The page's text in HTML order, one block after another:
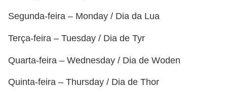
Segunda-feira – Monday / Dia da Lua
Terça-feira – Tuesday / Dia de Tyr
Quarta-feira – Wednesday / Dia de Woden
Quinta-feira – Thursday / Dia de Thor
h
r
o